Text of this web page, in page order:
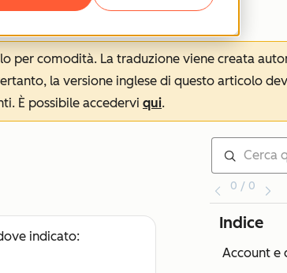
per comodità. La traduzione viene creata
la versione inglese di questo articolo
È possibile accedervi qui.
indicato:
0 / 0
Indice
Account e